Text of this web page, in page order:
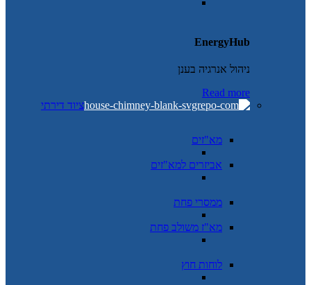
EnergyHub
ניהול אנרגיה בענן
Read more
ציוד דירתי
מא"זים
אביזרים למא"זים
ממסרי פחת
מא"ז משולב פחת
לוחות חוץ